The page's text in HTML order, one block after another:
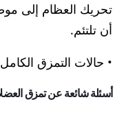
تحريك العظام إلى
أن تلتئم.
• حالات التمزق
أسئلة شائعة عن تمزق